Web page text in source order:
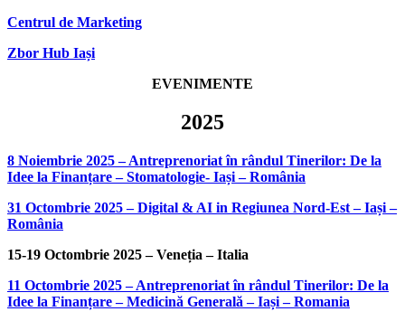
Centrul de Marketing
Zbor Hub Iași
EVENIMENTE
2025
8 Noiembrie 2025 – Antreprenoriat în rândul Tinerilor: De la
Idee la Finanțare – Stomatologie- Iași – România
31 Octombrie 2025 – Digital & AI in Regiunea Nord-Est – Iași –
România
15-19 Octombrie 2025 – Veneția – Italia
11 Octombrie 2025 – Antreprenoriat în rândul Tinerilor: De la
Idee la Finanțare – Medicină Generală – Iași – Romania